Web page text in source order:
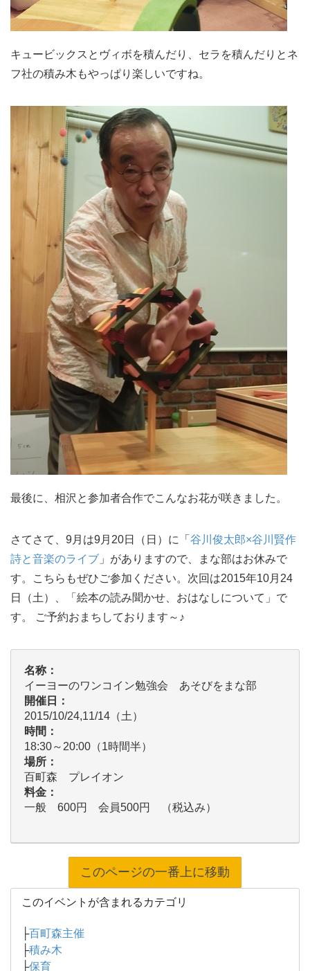
キュービックスとヴィボを積んだり、セラを積んだりとネ
フ社の積み木もやっぱり楽しいですね。
最後に、相沢と参加者合作でこんなお花が咲きました。
さてさて、9月は9月20日（日）に「 谷川俊太郎×谷川賢作
詩と音楽のライブ 」がありますので、まな部はお休みで
す。こちらもぜひご参加ください。次回は2015年10月24
日（土）、「絵本の読み聞かせ、おはなしについて」で
す。 ご予約おまちしております～♪
名称：
イーヨーのワンコイン勉強会 あそびをまな部
開催日：
2015/10/24,11/14（土）
時間：
18:30～20:00（1時間半）
場所：
百町森 プレイオン
料金：
一般 600円 会員500円 （税込み）
このページの一番上に移動
このイベントが含まれるカテゴリ
├百町森主催
├積み木
├保育